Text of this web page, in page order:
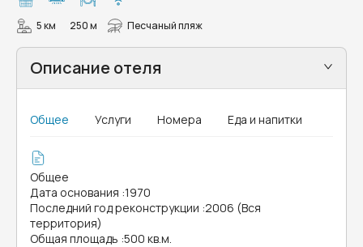
5 км 250 м Песчаный пляж
Описание отеля
Общее Услуги Номера Еда и напитки
Общее
Дата основания :1970
Последний год реконструкции :2006 (Вся
территория)
Общая площадь :500 кв.м.